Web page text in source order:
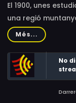
Dominic Guard,
Graves, Angela
Powrie, Amanda
Deborah Mullins,
Barbara Lloyd,
Vaughan, John
El 1900, unes
una regió
destinació, tres
sense deixar rastre.
Més...
No